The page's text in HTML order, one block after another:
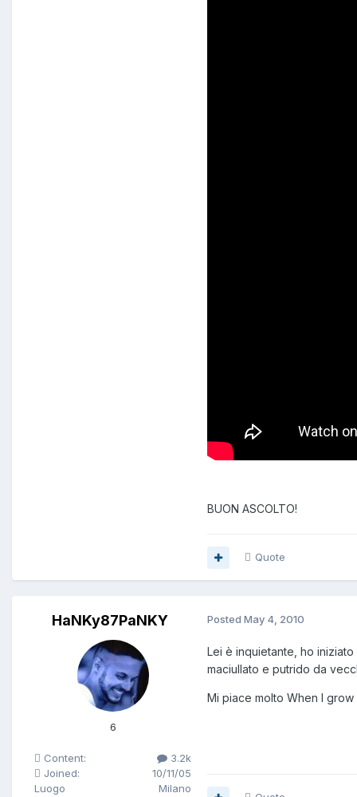
BUON ASCOLTO!
Quote
HaNKy87PaNKY
6
Content:
3.2k
Joined:
10/11/05
Luogo
Milano
Posted May 4, 2010
Lei è inquietante, ho
maciullato e putrido da
Mi piace molto When I